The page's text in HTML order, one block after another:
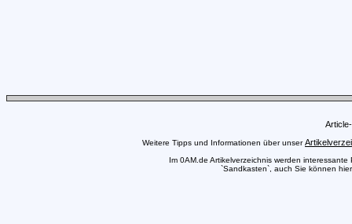
Weitere Tipps und Informationen über unser
Im 0AM.de Artikelverzeichnis werden
`Sandkasten`, auch Sie können